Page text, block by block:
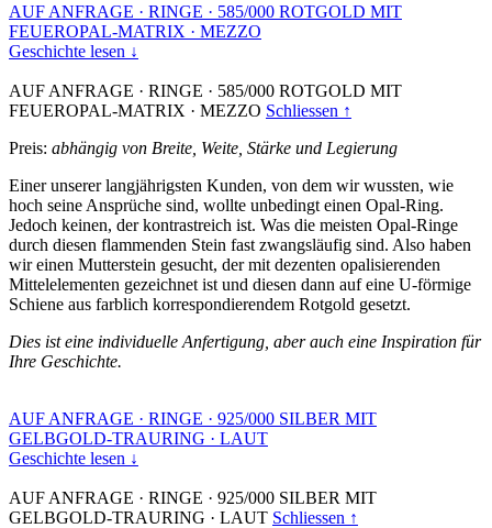
AUF ANFRAGE · RINGE · 585/000 ROTGOLD MIT
FEUEROPAL-MATRIX · MEZZO
Geschichte lesen ↓
AUF ANFRAGE · RINGE · 585/000 ROTGOLD MIT
FEUEROPAL-MATRIX · MEZZO Schliessen ↑
Preis: abhängig von Breite, Weite, Stärke und Legierung
Einer unserer langjährigsten Kunden, von dem wir wussten, wie
hoch seine Ansprüche sind, wollte unbedingt einen Opal-Ring.
Jedoch keinen, der kontrastreich ist. Was die meisten Opal-Ringe
durch diesen flammenden Stein fast zwangsläufig sind. Also haben
wir einen Mutterstein gesucht, der mit dezenten opalisierenden
Mittelelementen gezeichnet ist und diesen dann auf eine U-förmige
Schiene aus farblich korrespondierendem Rotgold gesetzt.
Dies ist eine individuelle Anfertigung, aber auch eine Inspiration für
Ihre Geschichte.
AUF ANFRAGE · RINGE · 925/000 SILBER MIT
GELBGOLD-TRAURING · LAUT
Geschichte lesen ↓
AUF ANFRAGE · RINGE · 925/000 SILBER MIT
GELBGOLD-TRAURING · LAUT Schliessen ↑